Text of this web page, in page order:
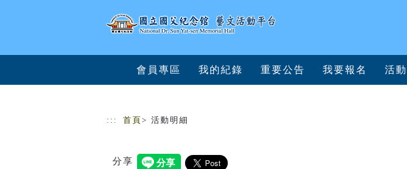
會員專區 我的紀錄 重要公告 我要報名 活
::: 首頁 > 活動明細
分享